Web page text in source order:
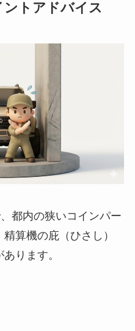
トアドバイス
都内の狭いコインパー
算機の庇（ひさし）
ります。